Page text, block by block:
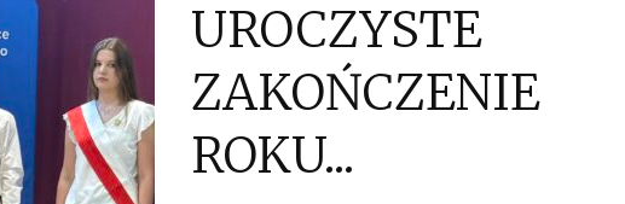
UROCZYSTE
ZAKOŃCZENIE
ROKU...